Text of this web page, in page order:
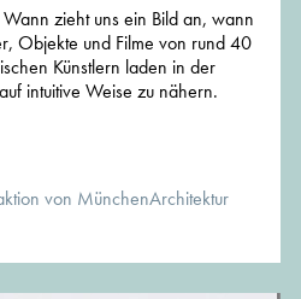
Wann zieht uns ein Bild an, wann
Objekte und Filme von rund 40
Künstlern laden in der
intuitive Weise zu nähern.
von MünchenArchitektur